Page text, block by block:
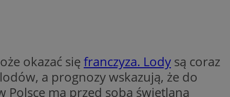
okazać się franczyza. Lody są coraz
a prognozy wskazują, że do
ma przed sobą świetlaną
sesji i
witryn.
do
którego używamy
do